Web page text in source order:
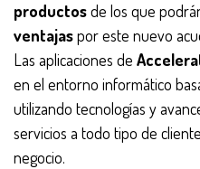
productosde los que
ventajaspor este nuevo
Las aplicaciones de
en el entorno informático
utilizando tecnologías y
servicios a todo tipo de
negocio.